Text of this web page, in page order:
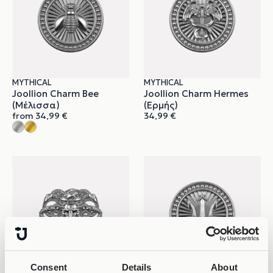
Consent Details About
MYTHICAL
Joollion Charm Bee
(Μέλισσα)
from 34,99 €
MYTHICAL
Joollion Charm Hermes
(Ερμής)
34,99 €